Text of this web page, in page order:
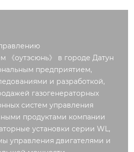
《оутэсюнь》 в городе Датун
предприятием,
и разработкой,
газогенераторных
систем управления
продуктами компании
установки серии WL,
управления двигателями и